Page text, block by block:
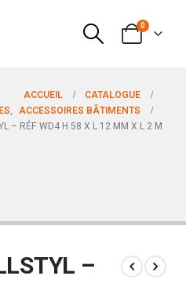
0
ACCUEIL
CATALOGUE
, ACCESSOIRES BÂTIMENTS
– RÉF WD4 H 58 X L 12 MM X L 2 M
–